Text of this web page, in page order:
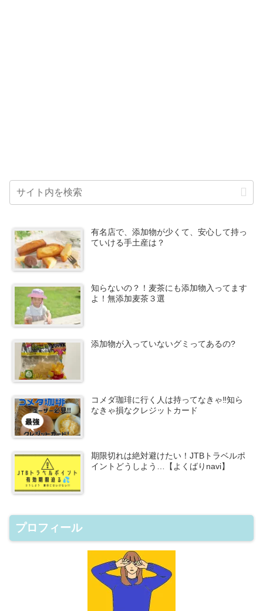
有名店で、添加物が少くて、安心して持っ
ていける手土産は？
知らないの？！麦茶にも添加物入ってます
よ！無添加麦茶３選
添加物が入っていないグミってあるの?
コメダ珈琲に行く人は持ってなきゃ‼知ら
なきゃ損なクレジットカード
期限切れは絶対避けたい！JTBトラベルポ
イントどうしよう…【よくばりnavi】
プロフィール